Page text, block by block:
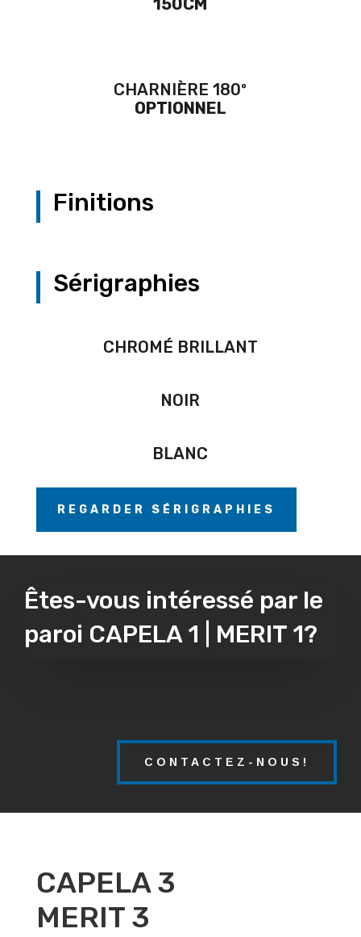
150CM
CHARNIÈRE 180º
OPTIONNEL
Finitions
Sérigraphies
CHROMÉ BRILLANT
NOIR
BLANC
REGARDER SÉRIGRAPHIES
Êtes-vous intéressé par le
paroi CAPELA 1 | MERIT 1?
CONTACTEZ-NOUS!
CAPELA 3
MERIT 3